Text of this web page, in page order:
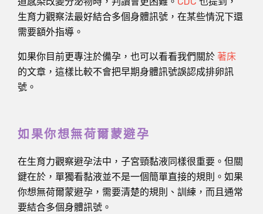
生育力觀察法最好結合多個身體訊號，在某些情況下還
需要額外指導。
如果你目前更專注於備孕，也可以看看我們關於 著床
的文章，這樣比較不會把早期身體訊號誤認成排卵訊
號。
如果你想無荷爾蒙避孕
在生育力觀察避孕法中，子宮頸黏液同樣很重要。但關
鍵在於，單獨看黏液並不是一個簡單直接的規則。如果
你想無荷爾蒙避孕，需要清楚的規則、訓練，而且通常
要結合多個身體訊號。